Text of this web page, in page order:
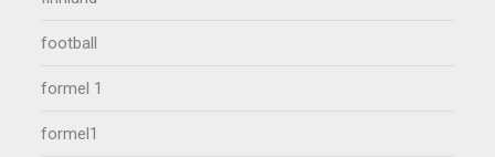
football
formel 1
formel1